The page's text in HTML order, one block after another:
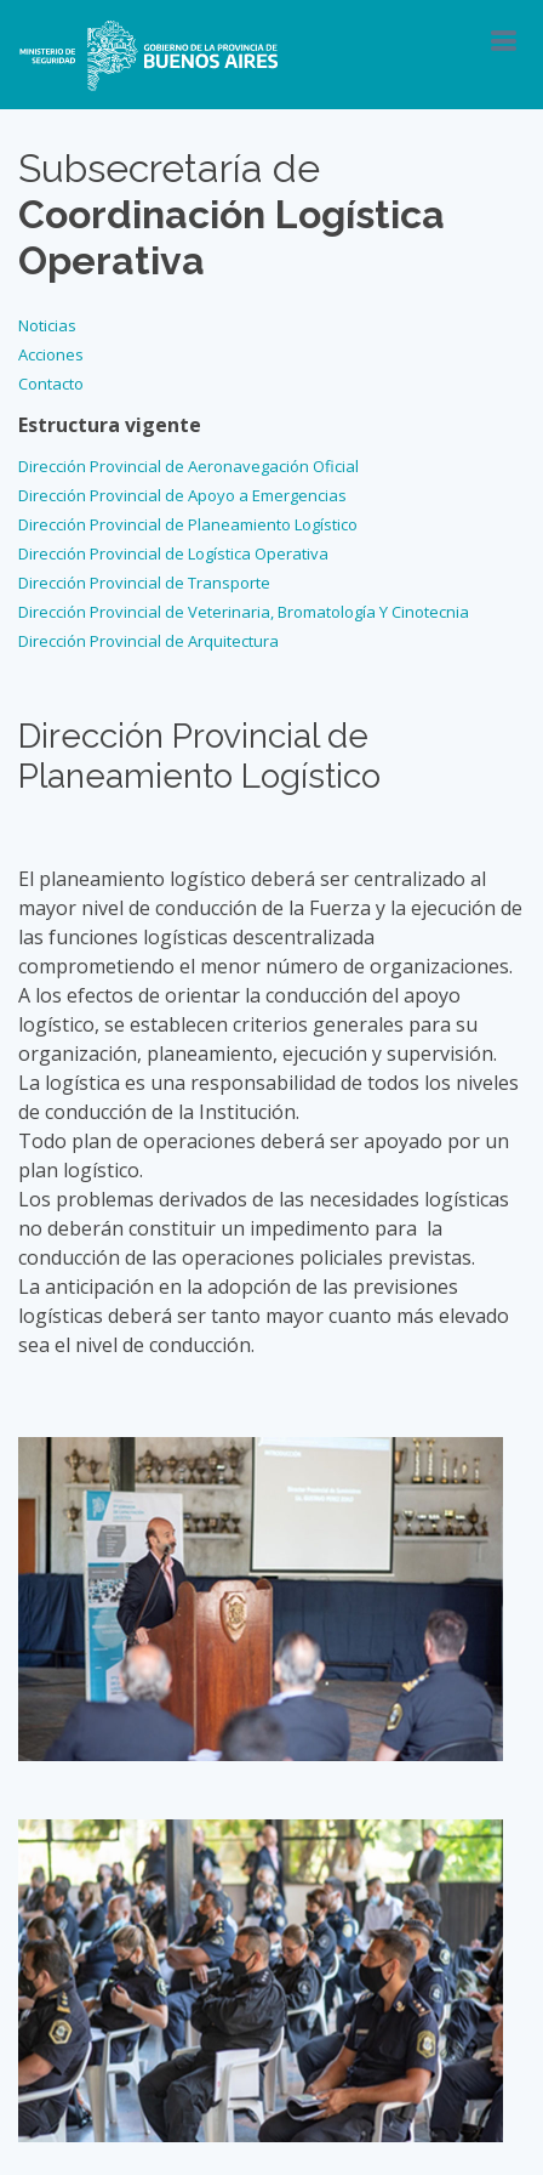
Subsecretaría de
Coordinación Logística
Operativa
Noticias
Acciones
Contacto
Estructura vigente
Dirección Provincial de Aeronavegación Oficial
Dirección Provincial de Apoyo a Emergencias
Dirección Provincial de Planeamiento Logístico
Dirección Provincial de Logística Operativa
Dirección Provincial de Transporte
Dirección Provincial de Veterinaria, Bromatología Y Cinotecnia
Dirección Provincial de Arquitectura
Dirección Provincial de
Planeamiento Logístico
El planeamiento logístico deberá ser centralizado al
mayor nivel de conducción de la Fuerza y la ejecución de
las funciones logísticas descentralizada
comprometiendo el menor número de organizaciones.
A los efectos de orientar la conducción del apoyo
logístico, se establecen criterios generales para su
organización, planeamiento, ejecución y supervisión.
La logística es una responsabilidad de todos los niveles
de conducción de la Institución.
Todo plan de operaciones deberá ser apoyado por un
plan logístico.
Los problemas derivados de las necesidades logísticas
no deberán constituir un impedimento para la
conducción de las operaciones policiales previstas.
La anticipación en la adopción de las previsiones
logísticas deberá ser tanto mayor cuanto más elevado
sea el nivel de conducción.